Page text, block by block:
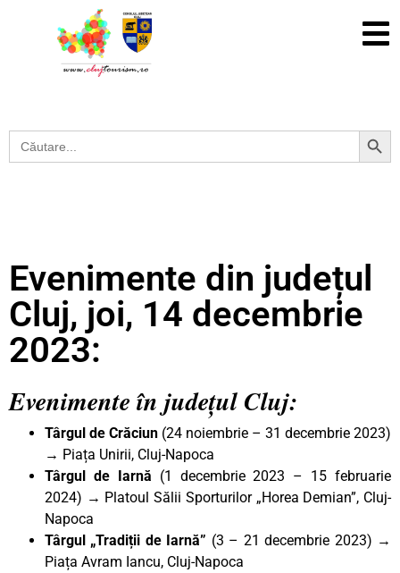
Search
for:
Search Button
Evenimente din județul
Cluj, joi, 14 decembrie
2023:
Evenimente în județul Cluj:
Târgul de Crăciun (24 noiembrie – 31 decembrie 2023)
→ Piața Unirii, Cluj-Napoca
Târgul de Iarnă (1 decembrie 2023 – 15 februarie
2024) → Platoul Sălii Sporturilor „Horea Demian”, Cluj-
Napoca
Târgul „Tradiții de Iarnă” (3 – 21 decembrie 2023) →
Piața Avram Iancu, Cluj-Napoca